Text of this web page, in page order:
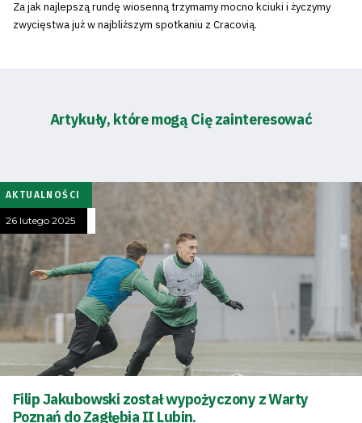
Za jak najlepszą rundę wiosenną trzymamy mocno kciuki i życzymy
zwycięstwa już w najbliższym spotkaniu z Cracovią.
Artykuły, które mogą Cię zainteresować
AKTUALNOŚCI
26 lutego 2025
Filip Jakubowski został wypożyczony z Warty
Poznań do Zagłębia II Lubin.